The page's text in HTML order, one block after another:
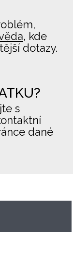
, kde
dotazy.
s
dané